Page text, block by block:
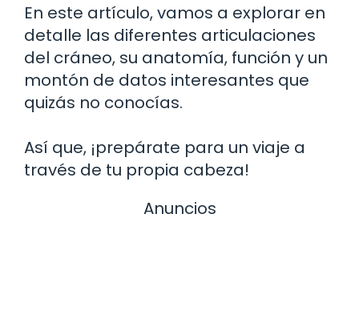
En este artículo, vamos a explorar en
detalle las diferentes articulaciones
del cráneo, su anatomía, función y un
montón de datos interesantes que
quizás no conocías.
Así que, ¡prepárate para un viaje a
través de tu propia cabeza!
Anuncios